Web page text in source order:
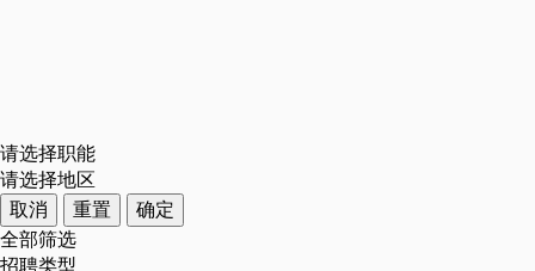
请选择职能
请选择地区
取消
重置
确定
全部筛选
招聘类型